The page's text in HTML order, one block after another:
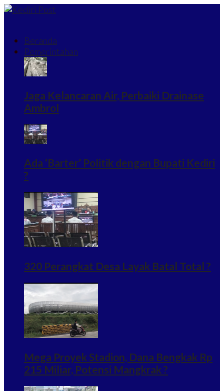
Beranda
Pemerintahan
Jaga Kelancaran Air, Perbaiki Drainase
Ambrol
Ada ‘Barter’ Politik dengan Bupati Kediri
?
320 Perangkat Desa Layak Batal Total ?
Mega Proyek Stadion, Dana Bengkak Rp
215 Miliar, Potensi Mangkrak ?